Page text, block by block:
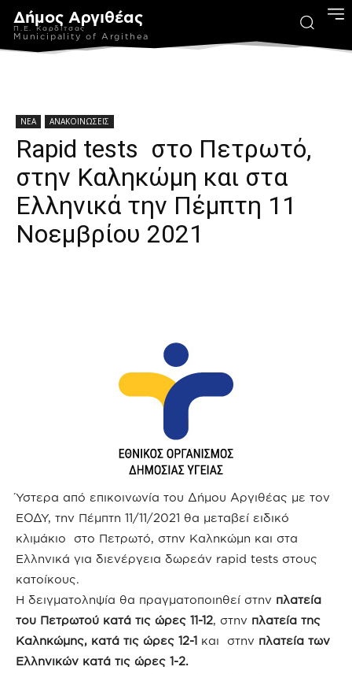
Δήμος Αργιθέας
Π.Ε. Καρδίτσας
Municipality of Argithea
ΝΕΑ ΑΝΑΚΟΙΝΩΣΕΙΣ
Rapid tests στο Πετρωτό,
στην Καληκώμη και στα
Ελληνικά την Πέμπτη 11
Νοεμβρίου 2021
Ύστερα από επικοινωνία του Δήμου Αργιθέας με τον
ΕΟΔΥ, την Πέμπτη 11/11/2021 θα μεταβεί ειδικό
κλιμάκιο στο Πετρωτό, στην Καληκώμη και στα
Ελληνικά για διενέργεια δωρεάν rapid tests στους
κατοίκους.
Η δειγματοληψία θα πραγματοποιηθεί στην πλατεία
του Πετρωτού κατά τις ώρες 11-12, στην πλατεία της
Καληκώμης, κατά τις ώρες 12-1 και στην πλατεία των
Ελληνικών κατά τις ώρες 1-2.